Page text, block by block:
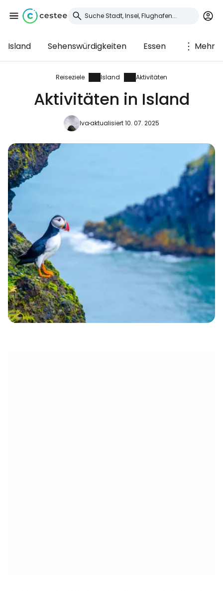
Island Sehenswürdigkeiten Essen Mehr
Reiseziele Island Aktivitäten
Aktivitäten in Island
Ivaaktualisiert 10. 07. 2025
Anmeldung bei
Cestee
... die weltweite Reise-Community
Weiter mit E-Mail